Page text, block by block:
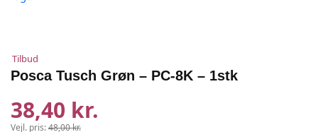
Tilbud
Posca Tusch Grøn – PC-8K – 1stk
38,40 kr.
Vejl. pris:48,00 kr.